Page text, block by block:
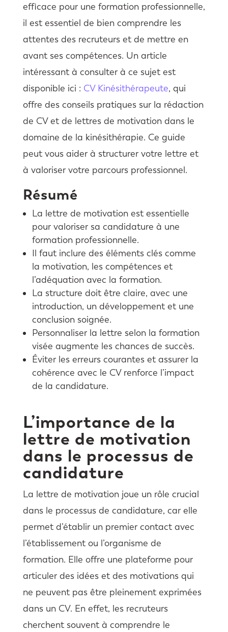
efficace pour une formation professionnelle,
il est essentiel de bien comprendre les
attentes des recruteurs et de mettre en
avant ses compétences. Un article
intéressant à consulter à ce sujet est
disponible ici : CV Kinésithérapeute, qui
offre des conseils pratiques sur la rédaction
de CV et de lettres de motivation dans le
domaine de la kinésithérapie. Ce guide
peut vous aider à structurer votre lettre et
à valoriser votre parcours professionnel.
Résumé
La lettre de motivation est essentielle
pour valoriser sa candidature à une
formation professionnelle.
Il faut inclure des éléments clés comme
la motivation, les compétences et
l’adéquation avec la formation.
La structure doit être claire, avec une
introduction, un développement et une
conclusion soignée.
Personnaliser la lettre selon la formation
visée augmente les chances de succès.
Éviter les erreurs courantes et assurer la
cohérence avec le CV renforce l’impact
de la candidature.
L’importance de la
lettre de motivation
dans le processus de
candidature
La lettre de motivation joue un rôle crucial
dans le processus de candidature, car elle
permet d’établir un premier contact avec
l’établissement ou l’organisme de
formation. Elle offre une plateforme pour
articuler des idées et des motivations qui
ne peuvent pas être pleinement exprimées
dans un CV. En effet, les recruteurs
cherchent souvent à comprendre le